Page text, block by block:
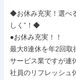
◆お休み充実！選べ
しく”！◆
●お休み充実！！
最大8連休を年2回取
サービス業ですが連
社員のリフレッシュ